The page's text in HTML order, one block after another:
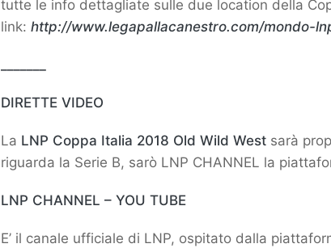
tutte le info dettagliate sulle due location della
link: http://www.legapallacanestro.com/mondo-
DIRETTE VIDEO
La LNP Coppa Italia 2018 Old Wild West sarà
riguarda la Serie B, sarò LNP CHANNEL la
LNP CHANNEL – YOU TUBE
E’ il canale ufficiale di LNP, ospitato dalla